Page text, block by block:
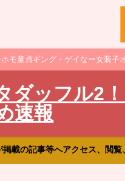
モ童貞ギング・ゲイなー女装
ダッフル2
速報
載の記事等へアクセス、閲